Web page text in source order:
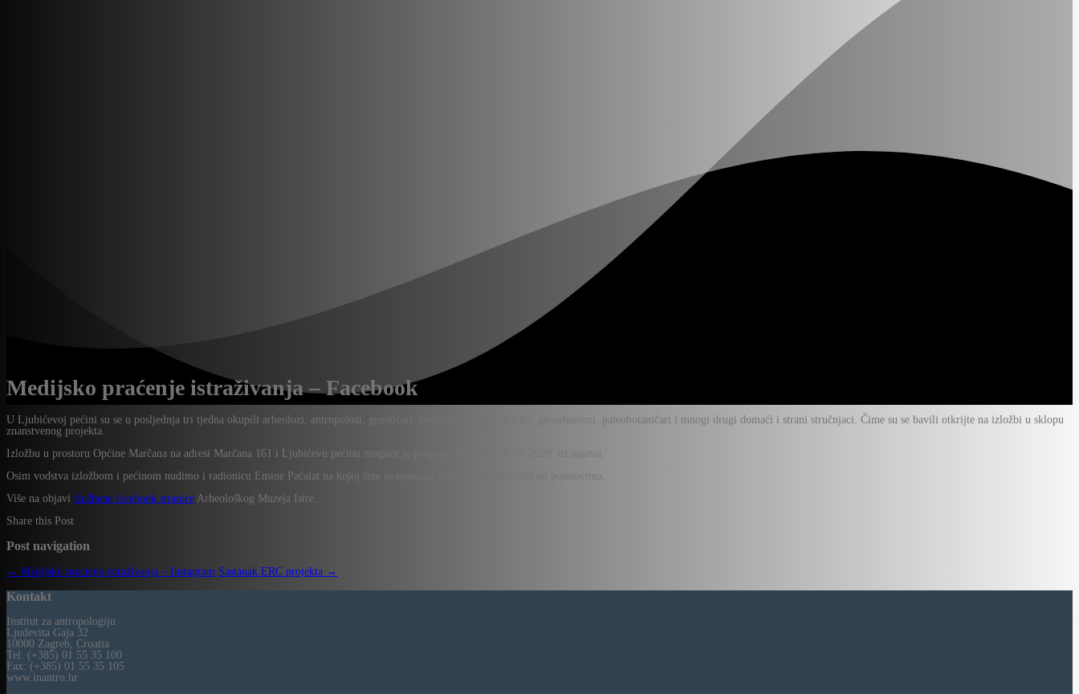
Medijsko praćenje istraživanja – Facebook
U Ljubićevoj pećini su se u posljednja tri tjedna okupili arheolozi, antropolozi, genetičari, zooarheolozi, geofizičari, geoarheolozi, paleobotaničari i mnogi drugi domaći i strani stručnjaci. Čime su se bavili otkrijte na izložbi u sklopu
znanstvenog projekta.
Izložbu u prostoru Općine Marčana na adresi Marčana 161 i Ljubićevu pećinu moguće je posjetiti od 22. do 26. 6. 2020. uz najavu.
Osim vodstva izložbom i pećinom nudimo i radionicu Emine Paćalat na kojoj ćete se upoznati s osnovnim arheološkim pojmovima.
Više na objavi službene facebook stranice Arheološkog Muzeja Istre.
Share this Post
Post navigation
← Medijsko praćenja istraživanja – Instagram Sastanak ERC projekta →
Kontakt
Institut za antropologiju
Ljudevita Gaja 32
10000 Zagreb, Croatia
Tel: (+385) 01 55 35 100
Fax: (+385) 01 55 35 105
www.inantro.hr